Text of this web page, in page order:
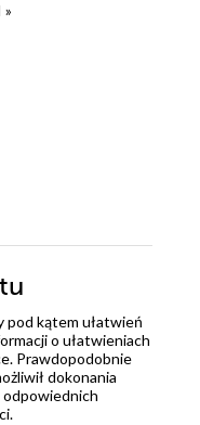
obyczajowych,
która trzyma w
do refleksji nad
z dobrze
i
nie będziesz
»
pod kątem ułatwień
o ułatwieniach
Prawdopodobnie
dokonania
odpowiednich